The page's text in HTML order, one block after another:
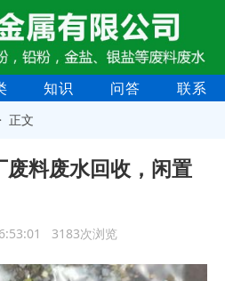
知识 问答 联系
正文
料废水回收，闲置
3183次浏览